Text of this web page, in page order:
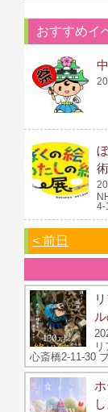
おすすめイ
4-
< 前日
心斎橋2-11-30